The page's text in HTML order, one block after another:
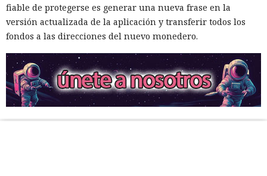
fiable de protegerse es generar una nueva frase en la
versión actualizada de la aplicación y transferir todos los
fondos a las direcciones del nuevo monedero.